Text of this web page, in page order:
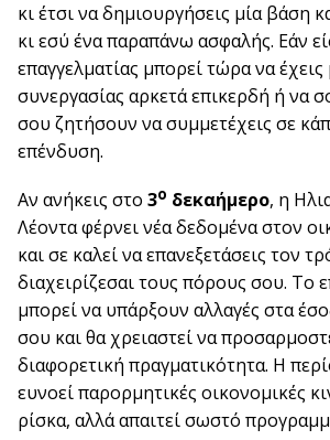
κι έτσι να δημιουργήσεις μία βάση
κι εσύ ένα παραπάνω ασφαλής. Εάν
επαγγελματίας μπορεί τώρα να
συνεργασίας αρκετά επικερδή ή να
σου ζητήσουν να συμμετέχεις σε
επένδυση.
Αν ανήκεις στο 3ο δεκαήμερο, η
Λέοντα φέρνει νέα δεδομένα στον
και σε καλεί να επανεξετάσεις τον
διαχειρίζεσαι τους πόρους σου. Το
μπορεί να υπάρξουν αλλαγές στα
σου και θα χρειαστεί να
διαφορετική πραγματικότητα. Η
ευνοεί παρορμητικές οικονομικές
ρίσκα, αλλά απαιτεί σωστό